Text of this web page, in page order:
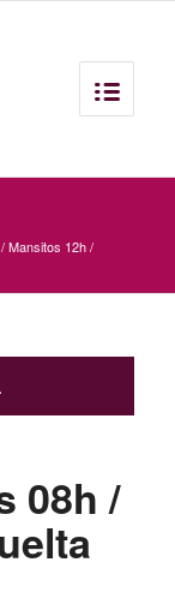
Mansitos 12h /
08h /